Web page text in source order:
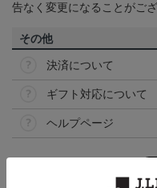
告なく変更になることがござ
その他
決済について
ギフト対応について
ヘルプページ